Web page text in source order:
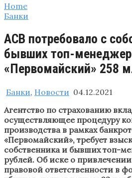
Home
Банки
АСВ потребовало с
бывших топ-
«Первомайский» 258
Банки, Новости 04.12.2021
Агентство по страхованию
осуществляющее процедуру
производства в рамках
«Первомайский», требует
собственника и бывших топ-
рублей. Об иске о
правовой ответственности в